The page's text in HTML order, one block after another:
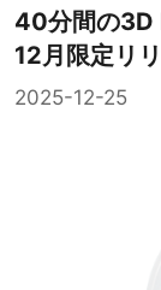
40分間の3D
12月限定リ
2025-12-25